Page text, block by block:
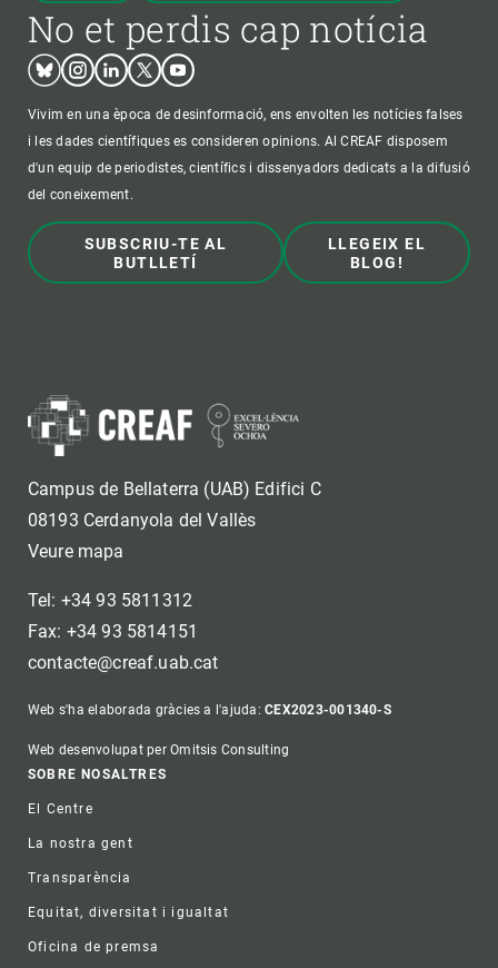
No et perdis cap notícia
BlueskyInstagram
LinkedinTwitterYoutube
Vivim en una època de desinformació, ens envolten les notícies falses
i les dades científiques es consideren opinions. Al CREAF disposem
d'un equip de periodistes, científics i dissenyadors dedicats a la difusió
del coneixement.
SUBSCRIU-TE AL
BUTLLETÍ
LLEGEIX EL
BLOG!
Campus de Bellaterra (UAB) Edifici C
08193 Cerdanyola del Vallès
Veure mapa
Tel: +34 93 5811312
Fax: +34 93 5814151
contacte@creaf.uab.cat
Web s'ha elaborada gràcies a l'ajuda:CEX2023-001340-S
Web desenvolupat per Omitsis Consulting
Footer
SOBRE NOSALTRES
El Centre
La nostra gent
Transparència
Equitat, diversitat i igualtat
Oficina de premsa